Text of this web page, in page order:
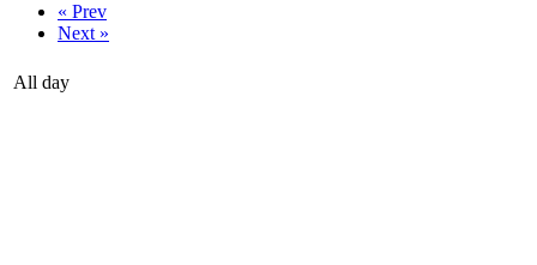
« Prev
Next »
All day